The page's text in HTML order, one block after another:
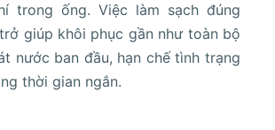
trong ống. Việc làm sạch đúng
giúp khôi phục gần như toàn bộ
nước ban đầu, hạn chế tình trạng
thời gian ngắn.